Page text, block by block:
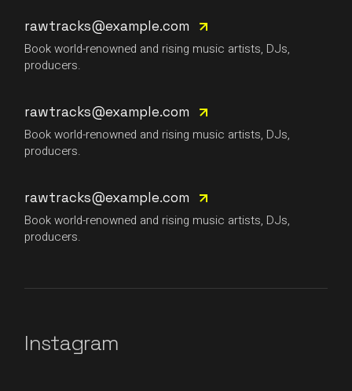
rawtracks@example.com
Book world-renowned and rising music artists, DJs,
producers.
rawtracks@example.com
Book world-renowned and rising music artists, DJs,
producers.
rawtracks@example.com
Book world-renowned and rising music artists, DJs,
producers.
Instagram